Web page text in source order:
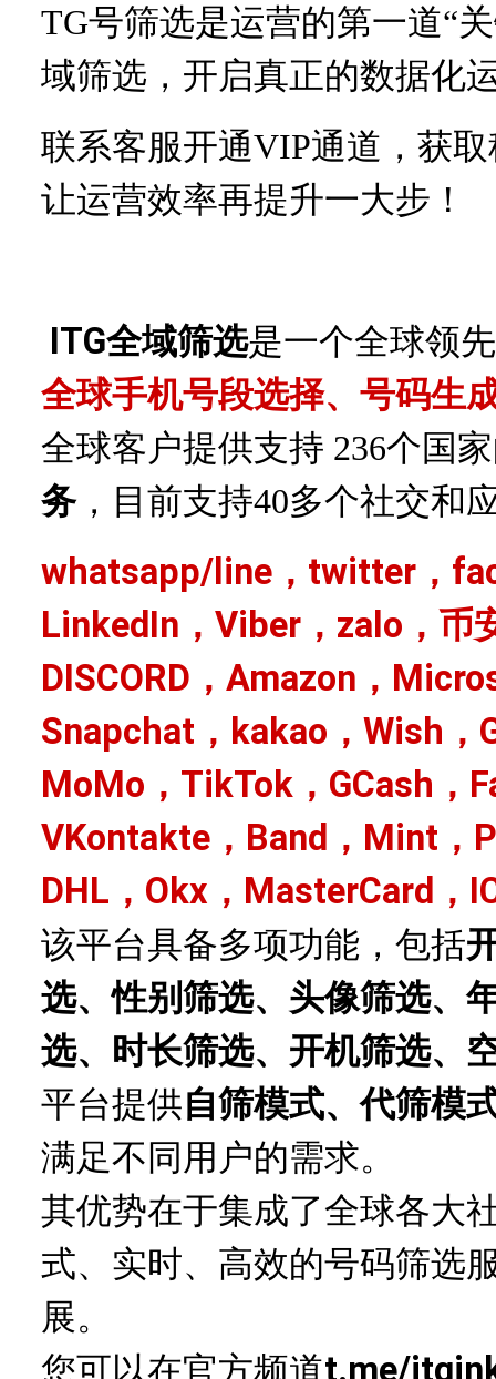
TG号筛选是运营的第一道“
域筛选，开启真正的数据化
联系客服开通VIP通道，获
让运营效率再提升一大步！
ITG全域筛选是一个全球领
全球手机号段选择、号码生
全球客户提供支持 236个国
务，目前支持40多个社交和
whatsapp/line，twitter，
LinkedIn，Viber，zalo，币
DISCORD，Amazon，
Snapchat，kakao，Wish，
MoMo，TikTok，GCash，
VKontakte，Band，Mint，
DHL，Okx，MasterCard，
该平台具备多项功能，包括
选、性别筛选、头像筛选、
选、时长筛选、开机筛选、
平台提供自筛模式、代筛模
满足不同用户的需求。
其优势在于集成了全球各大
式、实时、高效的号码筛选
展。
您可以在官方频道t.me/